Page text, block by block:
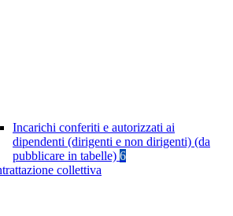
Incarichi conferiti e autorizzati ai
dipendenti (dirigenti e non dirigenti) (da
pubblicare in tabelle) 6
collettiva